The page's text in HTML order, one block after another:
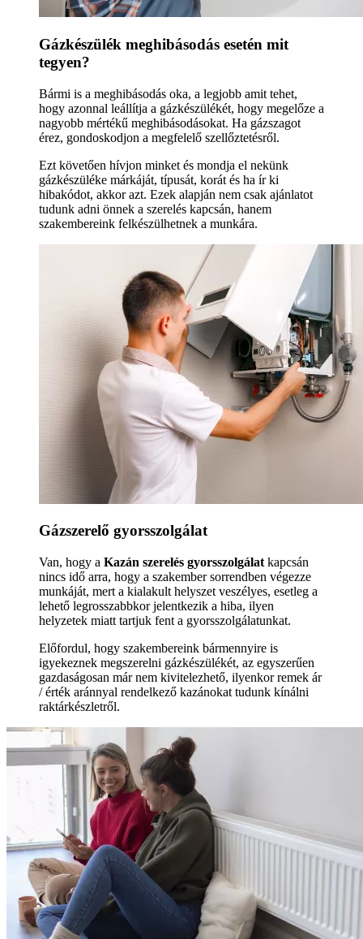
Gázkészülék meghibásodás esetén mit
tegyen?
Bármi is a meghibásodás oka, a legjobb amit tehet,
hogy azonnal leállítja a gázkészülékét, hogy megelőze a
nagyobb mértékű meghibásodásokat. Ha gázszagot
érez, gondoskodjon a megfelelő szellőztetésről.
Ezt követően hívjon minket és mondja el nekünk
gázkészüléke márkáját, típusát, korát és ha ír ki
hibakódot, akkor azt. Ezek alapján nem csak ajánlatot
tudunk adni önnek a szerelés kapcsán, hanem
szakembereink felkészülhetnek a munkára.
Gázszerelő gyorsszolgálat
Van, hogy a Kazán szerelés gyorsszolgálat kapcsán
nincs idő arra, hogy a szakember sorrendben végezze
munkáját, mert a kialakult helyszet veszélyes, esetleg a
lehető legrosszabbkor jelentkezik a hiba, ilyen
helyzetek miatt tartjuk fent a gyorsszolgálatunkat.
Előfordul, hogy szakembereink bármennyire is
igyekeznek megszerelni gázkészülékét, az egyszerűen
gazdaságosan már nem kivitelezhető, ilyenkor remek ár
/ érték aránnyal rendelkező kazánokat tudunk kínálni
raktárkészletről.